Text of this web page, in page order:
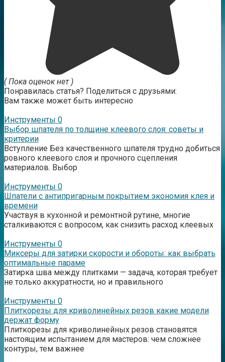
( Пока оценок нет )
Понравилась статья? Поделиться с друзьями:
Вам также может быть интересно
Инструменты 0
Выбор шпателя по толщине клеевого слоя: советы и
критерии
Вступление Без качественного шпателя трудно добиться
ровного клеевого слоя и прочного сцепления
материалов. Выбор
Инструменты 0
Шпатели с антипригарным покрытием экономия клея и
времени
Участвуя в кухонной и ремонтной рутине, многие
сталкиваются с вопросом, как снизить расход клеевых
Инструменты 0
Миксеры для затирки скорости и обороты: как выбрать
оптимальные параме
Затирка шва между плитками — задача, которая требует
не только аккуратности, но и правильного
Инструменты 0
Плиткорезы для криволинейных резов какие модели
держат форму
Плиткорезы для криволинейных резов становятся
настоящим испытанием для мастеров: чем сложнее
контуры, тем важнее